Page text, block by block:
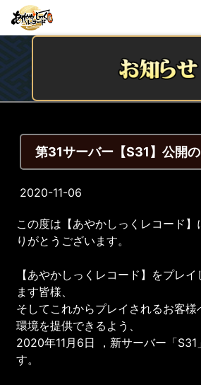
第31サーバー【S31】公開
2020-11-06
この度は【あやかしっくレコード
りがとうございます。
【あやかしっくレコード】をプレ
ます皆様、
そしてこれからプレイされるお客様
環境を提供できるよう、
2020年11月6日 ，新サーバー「S31
す。